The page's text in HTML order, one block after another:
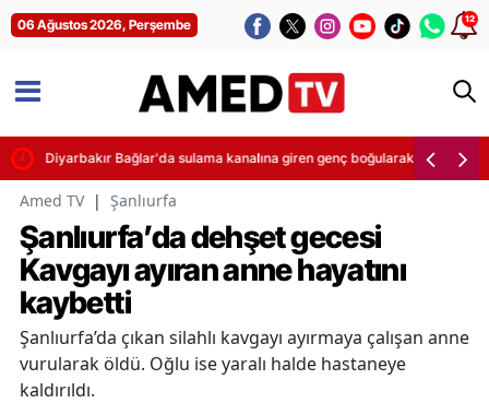
06 Ağustos 2026, Perşembe 12
Diyarbakır Bağlar'da sulama kanalına giren genç boğularak yaşamını
Amed TV | Şanlıurfa
Şanlıurfa’da dehşet gecesi
Kavgayı ayıran anne hayatını
kaybetti
Şanlıurfa’da çıkan silahlı kavgayı ayırmaya çalışan anne
vurularak öldü. Oğlu ise yaralı halde hastaneye
kaldırıldı.